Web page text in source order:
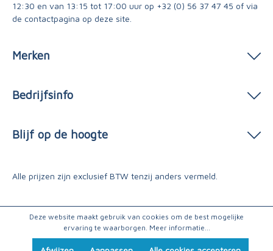
12:30 en van 13:15 tot 17:00 uur op +32 (0) 56 37 47 45 of via
de contactpagina op deze site.
Merken
Bedrijfsinfo
Blijf op de hoogte
Alle prijzen zijn exclusief BTW tenzij anders vermeld.
Deze website maakt gebruik van cookies om de best mogelijke
ervaring te waarborgen. Meer informatie...